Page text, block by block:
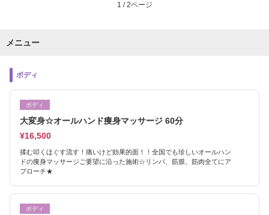
1 / 2ページ
メニュー
ボディ
ボディ
大変身☆オールハンド痩身マッサージ 60分
¥16,500
揉む叩くほぐす流す！痛いけど効果的面！！全国でも珍しいオールハン
ドの痩身マッサージご要望に沿った施術☆リンパ、筋膜、筋肉全てにア
プローチ★
ボディ